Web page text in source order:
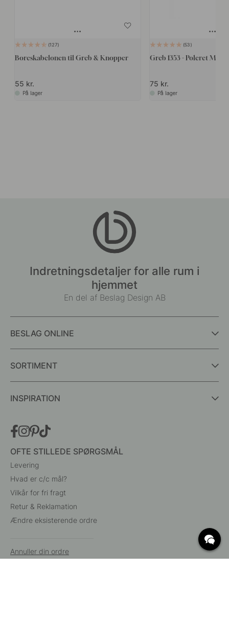
127
Boreskabelonen til Greb & Knopper
55 kr.
På lager
53
Greb 1353 - Poleret
75 kr.
På lager
Indretningsdetaljer for alle rum i
hjemmet
En del af Beslag Design AB
BESLAG ONLINE
SORTIMENT
INSPIRATION
OFTE STILLEDE SPØRGSMÅL
Levering
Hvad er c/c mål?
Vilkår for fri fragt
Retur & Reklamation
Ændre eksisterende ordre
Annuller din ordre